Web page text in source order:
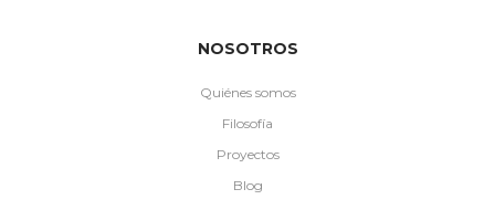
NOSOTROS
Quiénes somos
Filosofía
Proyectos
Blog